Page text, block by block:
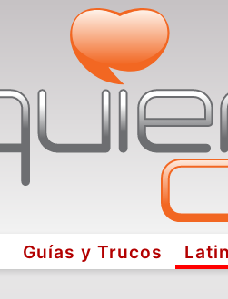
Guías y Trucos